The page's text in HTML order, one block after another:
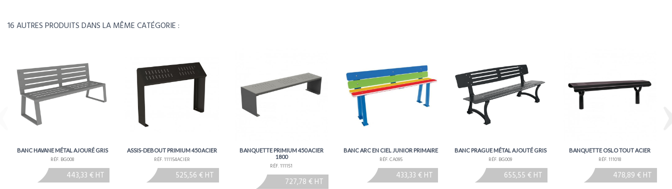
Délais Environ 5 à 6 semaines - À confirmer lors de la commande
16 AUTRES PRODUITS DANS LA MÊME CATÉGORIE :
BANC HAVANE MÉTAL AJOURÉ GRIS
RÉF. BG008
443,33 € HT
ASSIS-DEBOUT PRIMIUM 450 ACIER
RÉF. 111154ACIER
525,56 € HT
BANQUETTE PRIMIUM 450 ACIER
1800
RÉF. 111151
727,78 € HT
BANC ARC EN CIEL JUNIOR PRIMAIRE
RÉF. CA095
433,33 € HT
BANC PRAGUE MÉTAL AJOUTÉ GRIS
RÉF. BG009
655,55 € HT
BANQUETTE OSLO TOUT ACIER
RÉF. 111018
478,89 € HT